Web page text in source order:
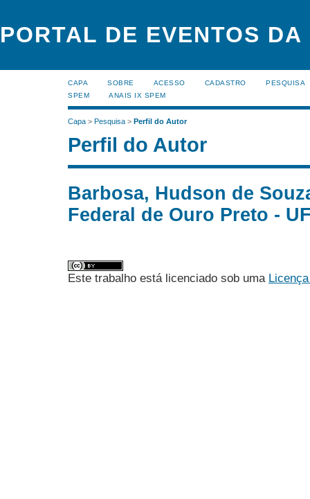
PORTAL DE EVENTOS DA
CAPA SOBRE ACESSO CADASTRO
PESQUISA
SPEM
ANAIS IX SPEM
Capa > Pesquisa > Perfil do Autor
Perfil do Autor
Barbosa, Hudson de
Federal de Ouro Preto -
Este trabalho está licenciado sob uma